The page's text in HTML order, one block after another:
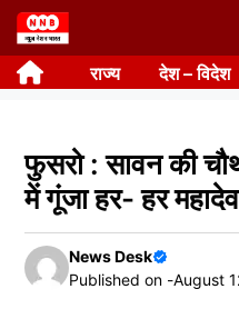
Skip
to
content राज्य देश – विदेश
फुसरो : सावन की
में गूंजा हर- हर महादेव
News Desk
Published on -August